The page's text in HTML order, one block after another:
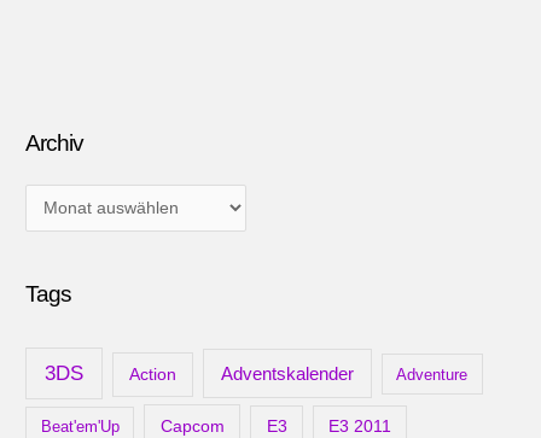
Archiv
r
Tags
3DS Action Adventskalender Adventure
Beat'em'Up Capcom E3 E3 2011